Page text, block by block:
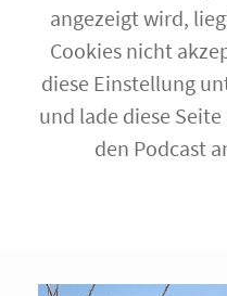
angezeigt wird,
Cookies nicht
diese Einstellung
und lade diese
den Podcast